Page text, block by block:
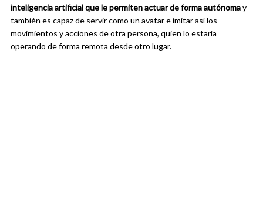
inteligencia artificial que le permiten actuar de forma autónomay
también es capaz de servir como un avatar e imitar así los
movimientos y acciones de otra persona, quien lo estaría
operando de forma remota desde otro lugar.